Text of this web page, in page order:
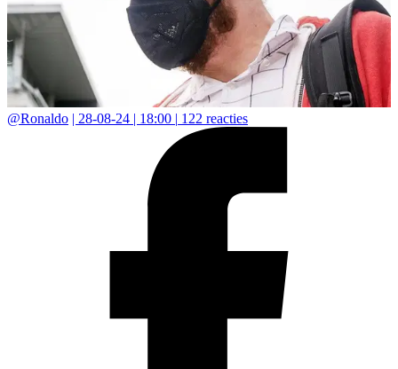
@Ronaldo | 28-08-24 | 18:00 | 122 reacties